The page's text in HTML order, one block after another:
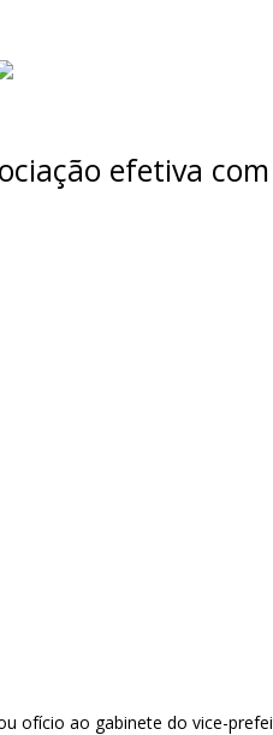
efetiva
ofício ao gabinete do vice-